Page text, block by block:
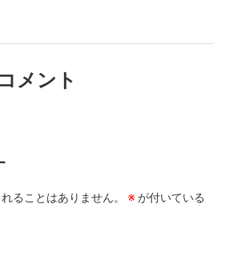
メント
ることはありません。 ※が付いている